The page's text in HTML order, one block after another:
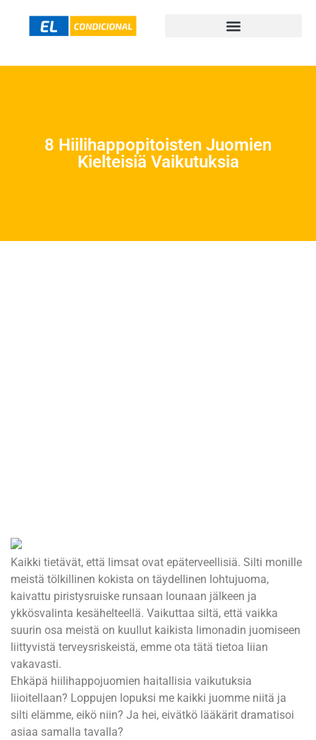
8 Hiilihappopitoisten Juomien
Kielteisiä Vaikutuksia
Kaikki tietävät, että limsat ovat epäterveellisiä. Silti monille
meistä tölkillinen kokista on täydellinen lohtujuoma,
kaivattu piristysruiske runsaan lounaan jälkeen ja
ykkösvalinta kesähelteellä. Vaikuttaa siltä, että vaikka
suurin osa meistä on kuullut kaikista limonadin juomiseen
liittyvistä terveysriskeistä, emme ota tätä tietoa liian
vakavasti.
Ehkäpä hiilihappojuomien haitallisia vaikutuksia
liioitellaan? Loppujen lopuksi me kaikki juomme niitä ja
silti elämme, eikö niin? Ja hei, eivätkö lääkärit dramatisoi
asiaa samalla tavalla?